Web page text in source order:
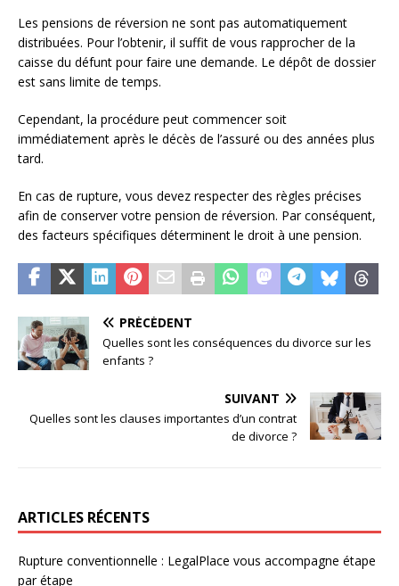
Les pensions de réversion ne sont pas automatiquement
distribuées. Pour l’obtenir, il suffit de vous rapprocher de la
caisse du défunt pour faire une demande. Le dépôt de dossier
est sans limite de temps.
Cependant, la procédure peut commencer soit
immédiatement après le décès de l’assuré ou des années plus
tard.
En cas de rupture, vous devez respecter des règles précises
afin de conserver votre pension de réversion. Par conséquent,
des facteurs spécifiques déterminent le droit à une pension.
PRÉCÉDENT
Quelles sont les conséquences du divorce sur les
enfants ?
SUIVANT
Quelles sont les clauses importantes d’un contrat
de divorce ?
ARTICLES RÉCENTS
Rupture conventionnelle : LegalPlace vous accompagne étape
par étape